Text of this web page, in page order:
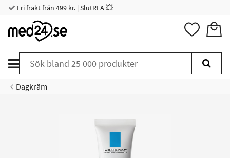
Fri frakt från 499 kr. | SlutREA 💥
Dagkräm